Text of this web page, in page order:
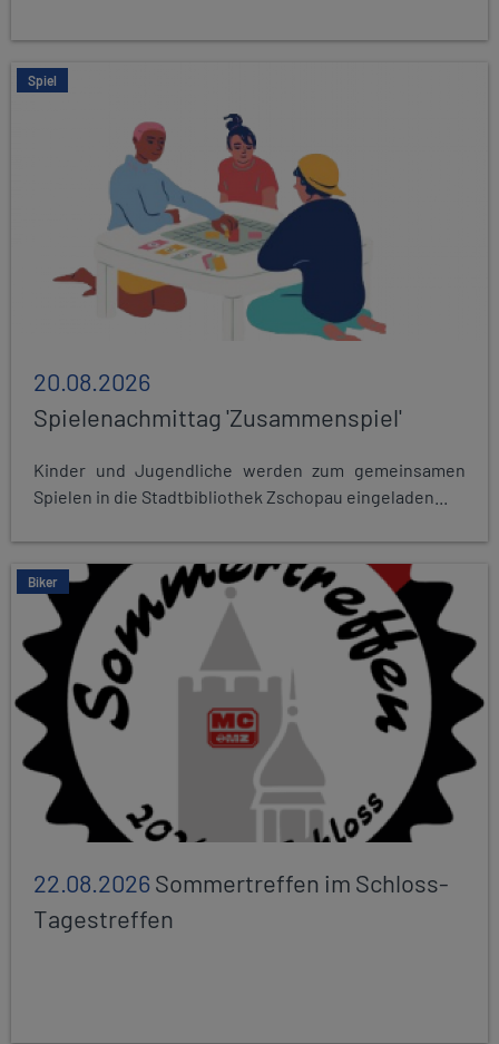
Spiel
20.08.2026
Spielenachmittag 'Zusammenspiel'
Kinder und Jugendliche werden zum gemeinsamen
Spielen in die Stadtbibliothek Zschopau eingeladen...
Biker
22.08.2026Sommertreffen im Schloss-
Tagestreffen